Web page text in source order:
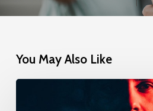
You May Also Like